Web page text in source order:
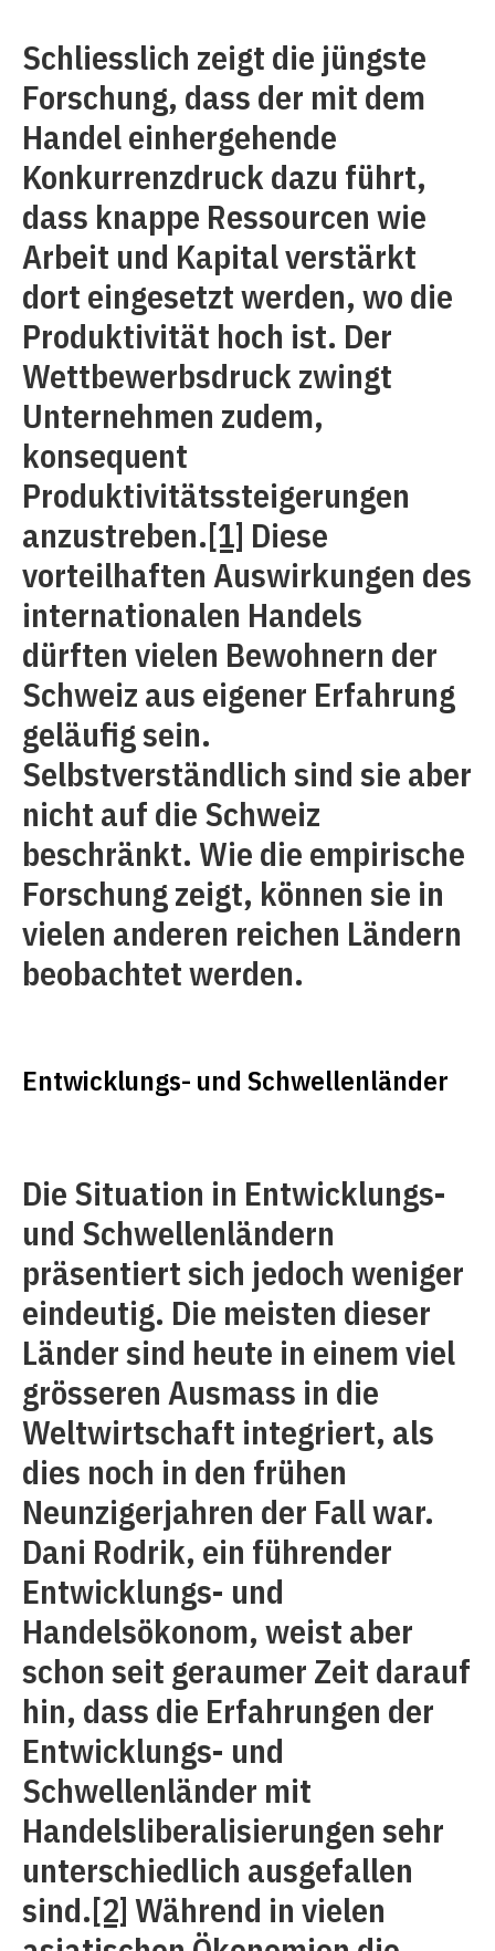
Schliesslich zeigt die jüngste
Forschung, dass der mit dem
Handel einhergehende
Konkurrenzdruck dazu führt,
dass knappe Ressourcen wie
Arbeit und Kapital verstärkt
dort eingesetzt werden, wo die
Produktivität hoch ist. Der
Wettbewerbsdruck zwingt
Unternehmen zudem,
konsequent
Produktivitätssteigerungen
anzustreben.[1] Diese
vorteilhaften Auswirkungen des
internationalen Handels
dürften vielen Bewohnern der
Schweiz aus eigener Erfahrung
geläufig sein.
Selbstverständlich sind sie aber
nicht auf die Schweiz
beschränkt. Wie die empirische
Forschung zeigt, können sie in
vielen anderen reichen Ländern
beobachtet werden.
Entwicklungs- und Schwellenländer
Die Situation in Entwicklungs-
und Schwellenländern
präsentiert sich jedoch weniger
eindeutig. Die meisten dieser
Länder sind heute in einem viel
grösseren Ausmass in die
Weltwirtschaft integriert, als
dies noch in den frühen
Neunzigerjahren der Fall war.
Dani Rodrik, ein führender
Entwicklungs- und
Handelsökonom, weist aber
schon seit geraumer Zeit darauf
hin, dass die Erfahrungen der
Entwicklungs- und
Schwellenländer mit
Handelsliberalisierungen sehr
unterschiedlich ausgefallen
sind.[2] Während in vielen